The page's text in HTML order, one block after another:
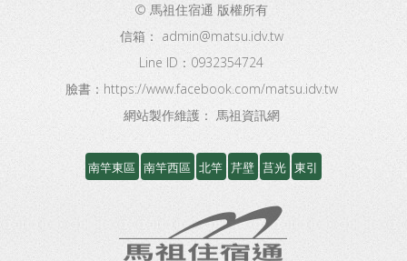
© 馬祖住宿通 版權所有
信箱： admin@matsu.idv.tw
Line ID：0932354724
臉書： https://www.facebook.com/matsu.idv.tw
網站製作維護： 馬祖資訊網
南竿東區 南竿西區 北竿 芹壁 莒光 東引